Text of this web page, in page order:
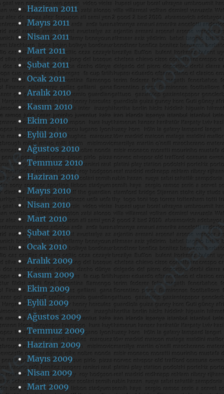
Haziran 2011
Mayıs 2011
Nisan 2011
Mart 2011
Şubat 2011
Ocak 2011
Aralık 2010
Kasım 2010
Ekim 2010
Eylül 2010
Ağustos 2010
Temmuz 2010
Haziran 2010
Mayıs 2010
Nisan 2010
Mart 2010
Şubat 2010
Ocak 2010
Aralık 2009
Kasım 2009
Ekim 2009
Eylül 2009
Ağustos 2009
Temmuz 2009
Haziran 2009
Mayıs 2009
Nisan 2009
Mart 2009